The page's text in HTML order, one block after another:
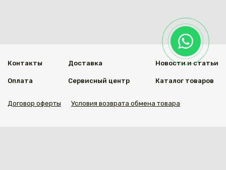
Контакты
Оплата
Доставка
Сервисный центр
Новости и статьи
Каталог товаров
Договор оферты Условия возврата обмена товара